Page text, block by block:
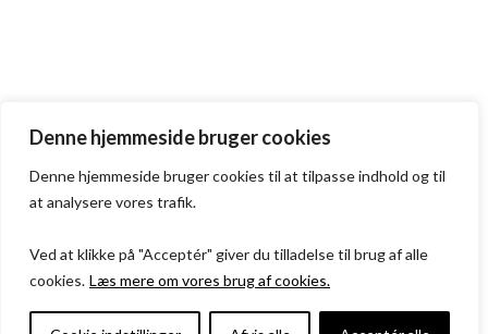
Denne hjemmeside bruger cookies
Denne hjemmeside bruger cookies til at tilpasse indhold og til
at analysere vores trafik.
Ved at klikke på "Acceptér" giver du tilladelse til brug af alle
cookies. Læs mere om vores brug af cookies.